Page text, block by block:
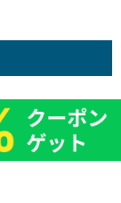
っくりと仕上げ
🌿 世界にひとつ
だけの染め柄 👖
体型を選ばない
ゆるキレイなシ
ルエット 💌 作り